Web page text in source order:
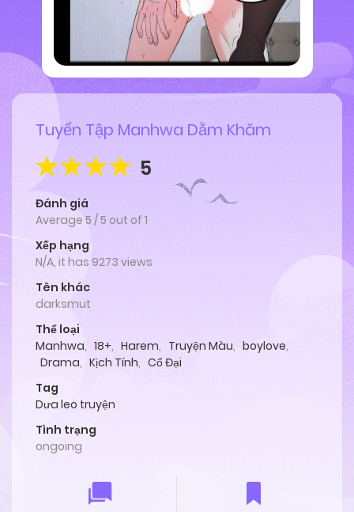
Tuyển Tập Manhwa Dằm Khăm
5
Đánh giá
Average 5 /5 out of 1
Xếp hạng
N/A, it has 9273 views
Tên khác
darksmut
Thể loại
Manhwa, 18+, Harem, Truyện Màu, boylove,
Drama, Kịch Tính, Cổ Đại
Tag
Dưa leo truyện
Tình trạng
ongoing